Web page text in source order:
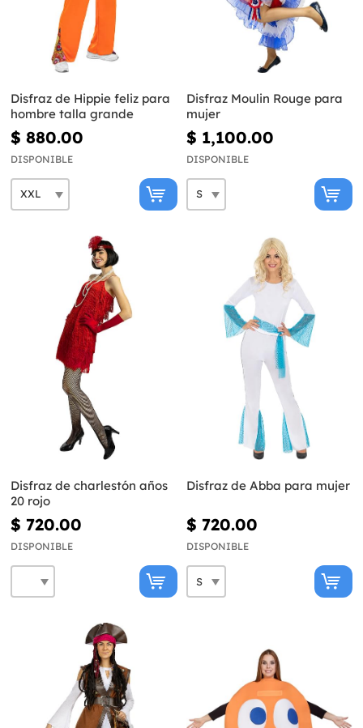
Disfraz de Hippie feliz para
hombre talla grande
$ 880.00
DISPONIBLE
Disfraz Moulin Rouge para
mujer
$ 1,100.00
DISPONIBLE
Disfraz de charlestón años
20 rojo
$ 720.00
DISPONIBLE
Disfraz de Abba para mujer
$ 720.00
DISPONIBLE